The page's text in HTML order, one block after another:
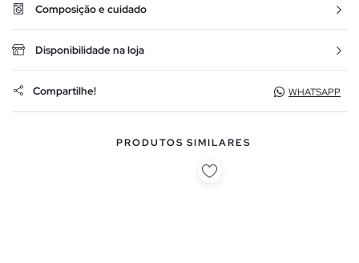
Composição e cuidado
Disponibilidade na loja
Compartilhe! WHATSAPP
PRODUTOS SIMILARES